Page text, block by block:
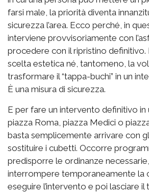
farsi male, la priorità diventa
sicurezza l’area. Ecco perché, in
interviene provvisoriamente con
procedere con il ripristino definitivo.
scelta estetica né, tantomeno, la
trasformare il “tappa-buchi” in un
È una misura di sicurezza.
E per fare un intervento definitivo in
piazza Roma, piazza Medici o
basta semplicemente arrivare con
sostituire i cubetti. Occorre
predisporre le ordinanze
interrompere temporaneamente la
eseguire l’intervento e poi lasciare